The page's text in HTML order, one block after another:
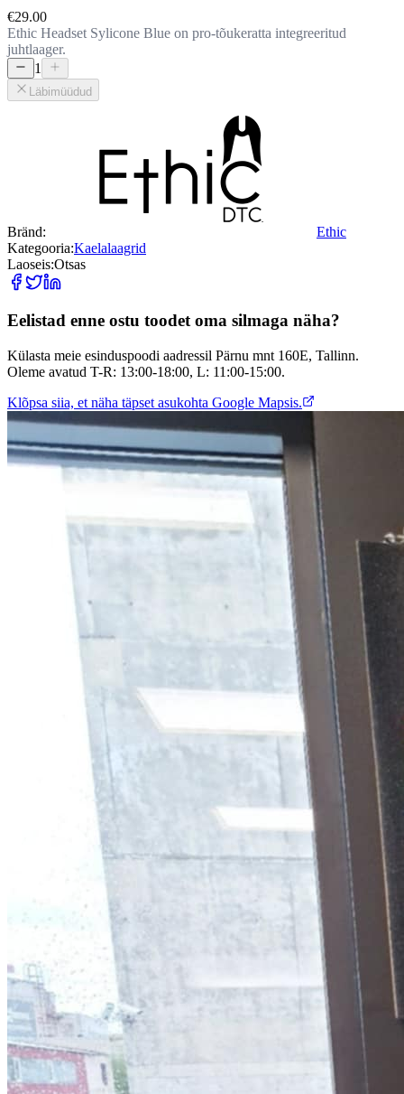
€29.00
Ethic Headset Sylicone Blue on pro-tõukeratta integreeritud
juhtlaager.
1
Läbimüüdud
Bränd:
Ethic
Kategooria:Kaelalaagrid
Laoseis:Otsas
Eelistad enne ostu toodet oma silmaga näha?
Külasta meie esinduspoodi aadressil Pärnu mnt 160E, Tallinn.
Oleme avatud T-R: 13:00-18:00, L: 11:00-15:00.
Klõpsa siia, et näha täpset asukohta Google Mapsis.